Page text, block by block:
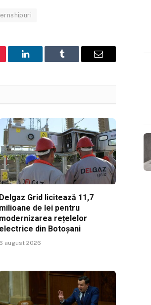
LinkedIn Tumblr Email
Delgaz Grid licitează 11,7
milioane de lei pentru
modernizarea rețelelor
electrice din Botoșani
6 august 2026